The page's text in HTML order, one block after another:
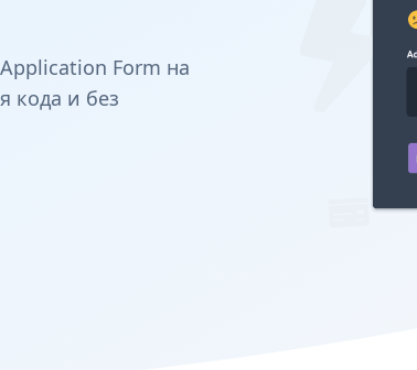
Form на
кода и без